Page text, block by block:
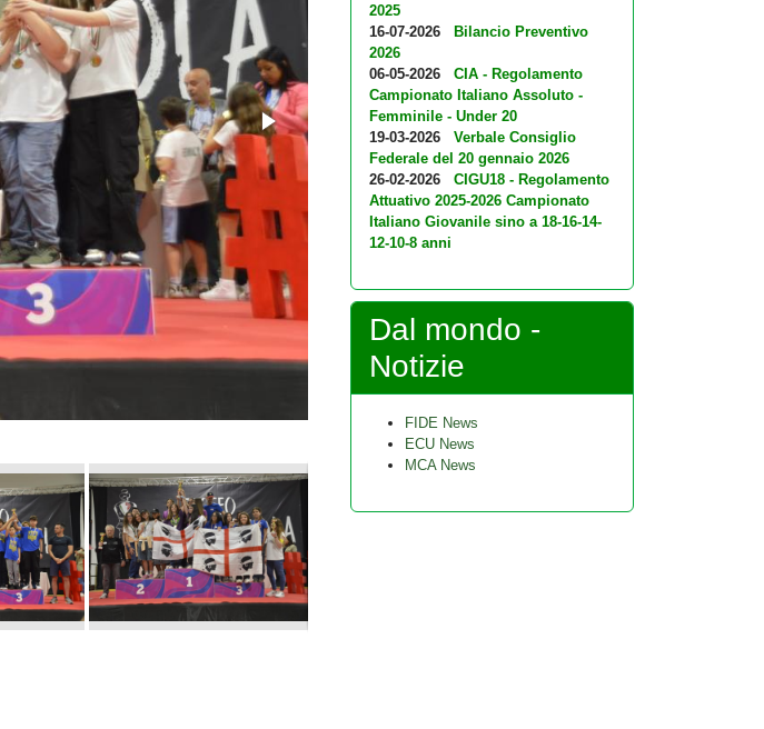
2025
16-07-2026
Bilancio Preventivo
2026
06-05-2026
CIA - Regolamento
Campionato Italiano Assoluto -
Femminile - Under 20
19-03-2026
Verbale Consiglio
Federale del 20 gennaio 2026
26-02-2026
CIGU18 - Regolamento
Attuativo 2025-2026 Campionato
Italiano Giovanile sino a 18-16-14-
12-10-8 anni
Dal mondo -
Notizie
FIDE News
ECU News
MCA News